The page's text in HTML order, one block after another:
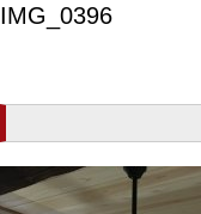
IMG_0396